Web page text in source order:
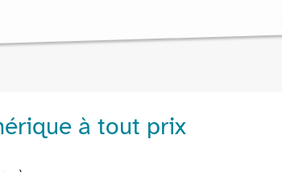
à tout prix